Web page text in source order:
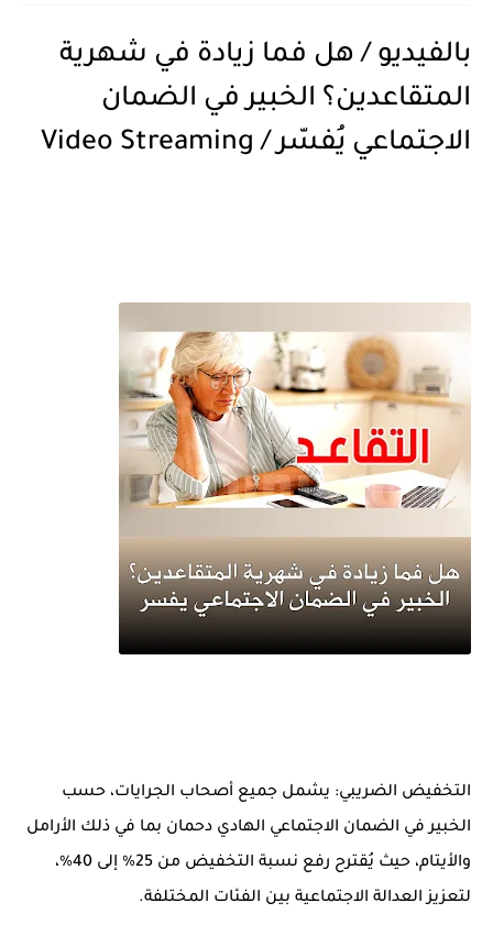
بالفيديو / هل فما زيادة في شهرية
المتقاعدين؟ الخبير في الضمان
الاجتماعي يُفسّر / Video Streaming
التخفيض الضريبي: يشمل جميع أصحاب الجرايات، حسب
الخبير في الضمان الاجتماعي الهادي دحمان بما في ذلك الأرامل
والأيتام، حيث يُقترح رفع نسبة التخفيض من 25% إلى 40%،
لتعزيز العدالة الاجتماعية بين الفئات المختلفة.